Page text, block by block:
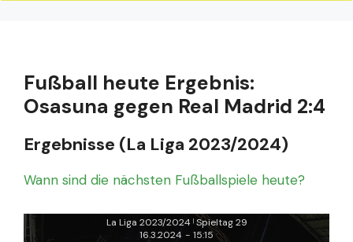
Fußball heute Ergebnis:
Osasuna gegen Real Madrid 2:4
Ergebnisse (La Liga 2023/2024)
Wann sind die nächsten Fußballspiele heute?
La Liga 2023/2024 | Spieltag 29
16.3.2024 - 15:15